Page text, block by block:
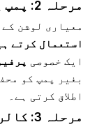
مرحلہ 2: پمپ پلیسمنٹ اور کرمپنگ
معیاری لوشن
استعمال کرتے
ایک خصوصی
بغیر پمپ کو
اطلاق کرتی ہے۔
مرحلہ 3: کالر دبانا اور کیپ کرنا